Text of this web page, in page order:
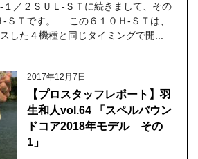
／２ＳＵＬ-ＳＴに続きまして、その
ＳＴです。 この６１０Ｈ-ＳＴは、
した４機種と同じタイミングで開...
2017年12月7日
【プロスタッフレポート】羽
生和人vol.64 「スペルバウン
ドコア2018年モデル その
1」